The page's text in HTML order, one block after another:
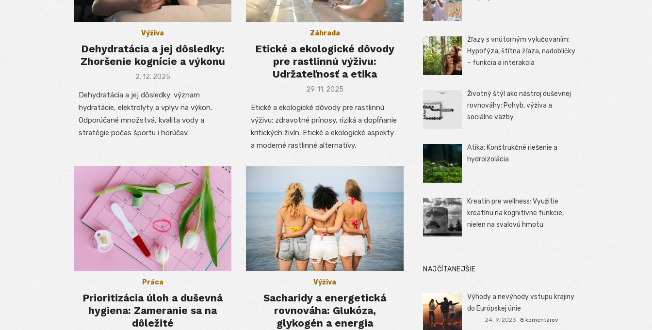
Výživa
Dehydratácia a jej dôsledky:
Zhoršenie kognície a výkonu
Posted
2. 12. 2025
Dehydratácia a jej dôsledky: význam
hydratácie, elektrolyty a vplyv na výkon.
Odporúčané množstvá, kvalita vody a
stratégie počas športu i horúčav.
Záhrada
Etické a ekologické dôvody
pre rastlinnú výživu:
Udržateľnosť a etika
Posted
29. 11. 2025
Etické a ekologické dôvody pre rastlinnú
výživu: zdravotné prínosy, riziká a dopĺňanie
kritických živín. Etické a ekologické aspekty
a moderné rastlinné alternatívy.
Práca
Prioritizácia úloh a duševná
hygiena: Zameranie sa na
dôležité
Výživa
Sacharidy a energetická
rovnováha: Glukóza,
glykogén a energia
Žľazy s vnútorným vylučovaním:
Hypofýza, štítna žľaza, nadobličky
– funkcia a interakcia
Životný štýl ako nástroj duševnej
rovnováhy: Pohyb, výživa a
sociálne väzby
Atika: Konštrukčné riešenie a
hydroizolácia
Kreatín pre wellness: Využitie
kreatínu na kognitívne funkcie,
nielen na svalovú hmotu
NAJČÍTANEJŠIE
Výhody a nevýhody vstupu krajiny
do Európskej únie
24. 9. 2023 8 komentárov